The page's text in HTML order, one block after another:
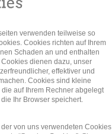
verwenden teilweise so
Cookies richten auf Ihrem
Schaden an und enthalten
dienen dazu, unser
effektiver und
Cookies sind kleine
die auf Ihrem Rechner abgelegt
Ihr Browser speichert.
von uns verwendeten Cookies